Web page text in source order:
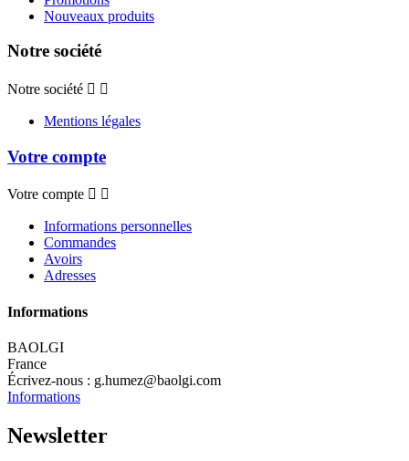
Nouveaux produits
Notre société
Notre société  
Mentions légales
Votre compte
Votre compte  
Informations personnelles
Commandes
Avoirs
Adresses
Informations
BAOLGI
France
Écrivez-nous : g.humez@baolgi.com
Informations
Newsletter